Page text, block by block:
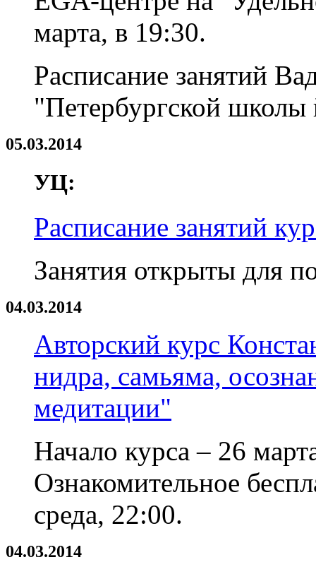
марта, в 19:30.
Расписание занятий
"Петербургской
05.03.2014
УЦ:
Расписание занятий
Занятия открыты для
04.03.2014
Авторский курс
нидра, самьяма,
медитации"
Начало курса – 26
Ознакомительное
среда, 22:00.
04.03.2014